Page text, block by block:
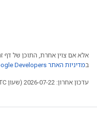
אלא אם צוין אחרת, התוכן של דף
במדיניות האתר Google Developers‏
עדכון אחרון: 2026-07-22 (שעון UTC).